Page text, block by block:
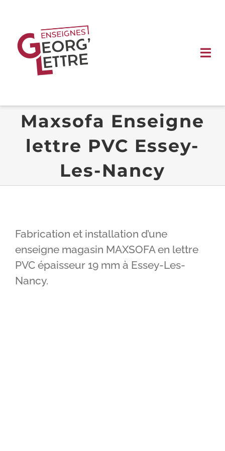
contenu
ENSEIGNES
SIGNALÉTIQUE
IMPRIMERIE
RÉALISATIONS
Maxsofa Enseigne
lettre PVC Essey-
Les-Nancy
Fabrication et installation d’une
enseigne magasin MAXSOFA en lettre
PVC épaisseur 19 mm à Essey-Les-
Nancy.